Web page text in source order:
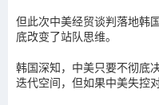
但此次中美经贸谈判落地韩国
底改变了站队思维。
韩国深知，中美只要不彻底
迭代空间，但如果中美失控